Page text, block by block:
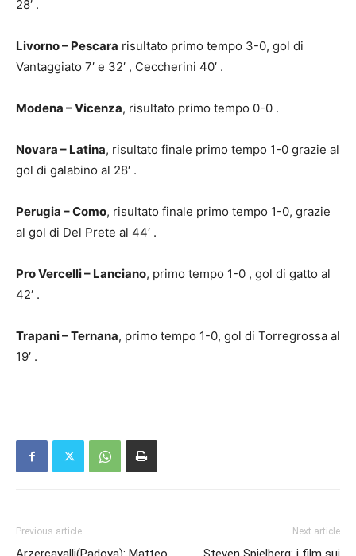
28′ .
Livorno – Pescara risultato primo tempo 3-0, gol di
Vantaggiato 7′ e 32′ , Ceccherini 40′ .
Modena – Vicenza, risultato primo tempo 0-0 .
Novara – Latina, risultato finale primo tempo 1-0 grazie al
gol di galabino al 28′ .
Perugia – Como, risultato finale primo tempo 1-0, grazie
al gol di Del Prete al 44′ .
Pro Vercelli – Lanciano, primo tempo 1-0 , gol di gatto al
42′ .
Trapani – Ternana, primo tempo 1-0, gol di Torregrossa al
19′ .
Previous article Next article